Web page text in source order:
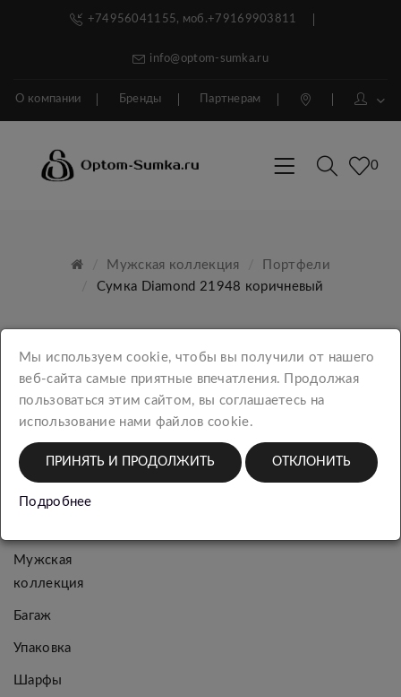
+74956041155, моб.+79169903811
info@optom-sumka.ru
О компании Бренды Партнерам
0
Мужская коллекция
Портфели
Сумка Diamond 21948 коричневый
КАТЕГОРИИ
Новинки
Женская
Мужская
коллекция
Багаж
Упаковка
Шарфы
Мы используем cookie, чтобы вы получили от нашего
веб-сайта самые приятные впечатления. Продолжая
пользоваться этим сайтом, вы соглашаетесь на
использование нами файлов cookie.
ПРИНЯТЬ И ПРОДОЛЖИТЬ ОТКЛОНИТЬ
Подробнее